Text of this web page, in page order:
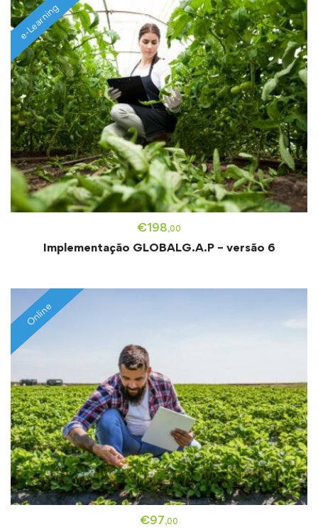
€198,00
e-Learning
Implementação GLOBALG.A.P – versão 6
€97,00
Online